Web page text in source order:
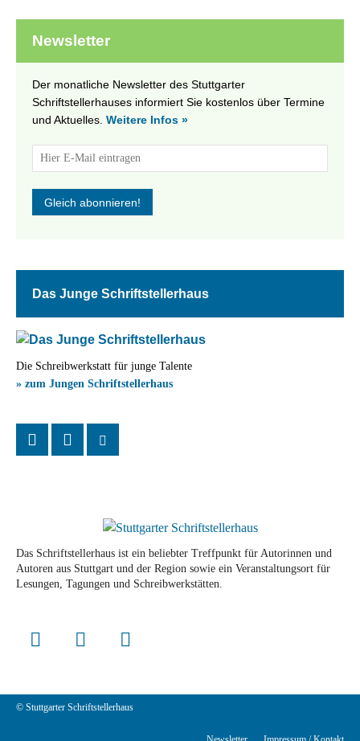
Newsletter
Der monatliche Newsletter des Stuttgarter
Schriftstellerhauses informiert Sie kostenlos über Termine
und Aktuelles. Weitere Infos »
Das Junge Schriftstellerhaus
Die Schreibwerkstatt für junge Talente
» zum Jungen Schriftstellerhaus
Das Schriftstellerhaus ist ein beliebter Treffpunkt für Autorinnen und
Autoren aus Stuttgart und der Region sowie ein Veranstaltungsort für
Lesungen, Tagungen und Schreibwerkstätten.
© Stuttgarter Schriftstellerhaus